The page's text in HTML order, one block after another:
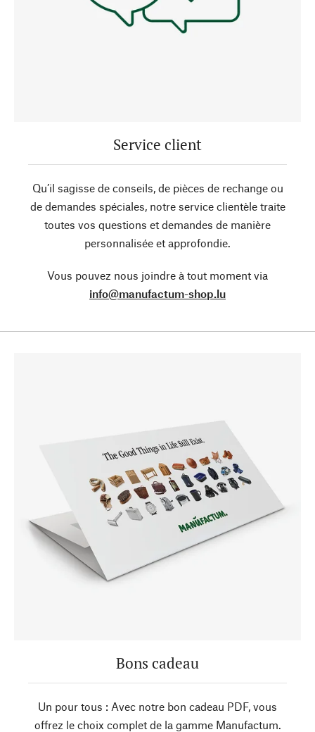
Service client
Qu’il sagisse de conseils, de pièces de rechange ou
de demandes spéciales, notre service clientèle traite
toutes vos questions et demandes de manière
personnalisée et approfondie.
Vous pouvez nous joindre à tout moment via
info@manufactum-shop.lu
Bons cadeau
Un pour tous : Avec notre bon cadeau PDF, vous
offrez le choix complet de la gamme Manufactum.